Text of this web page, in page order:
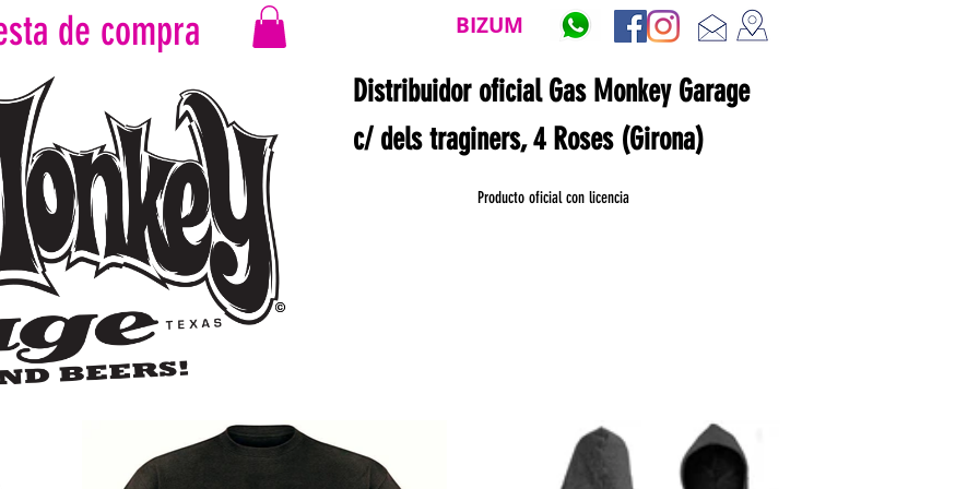
de compra BIZUM
Producto oficial con licencia
c/ dels traginers, 4 Roses (Girona)
Distribuidor oficial Gas Monkey Garage